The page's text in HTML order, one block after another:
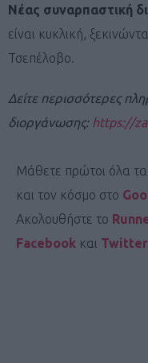
Νέας συναρπαστική
είναι κυκλική,
Τσεπέλοβο.
Δείτε περισσότερες
διοργάνωσης: https://
Μάθετε πρώτοι όλα τα
και τον κόσμο στο
Ακολουθήστε το
Facebook και Twitter